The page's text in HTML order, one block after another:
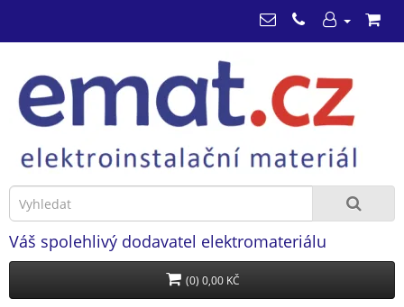
Váš spolehlivý dodavatel elektromateriálu
(0) 0,00 KČ